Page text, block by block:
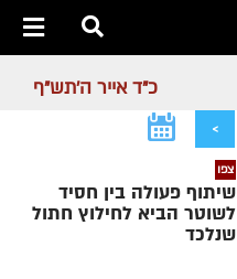
כ"ד אייר ה׳תש״ף
>
צפו
שיתוף פעולה בין חסיד
לשוטר הביא לחילוץ חתול
שנלכד